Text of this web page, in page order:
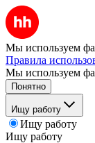
Мы используем
Правила
Мы используем
Понятно
Ищу работу
Ищу работу
Ищу работу